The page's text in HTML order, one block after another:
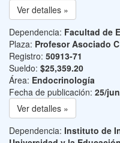
Ver detalles »
Dependencia: Facultad de
Plaza: Profesor Asociado
Registro: 50913-71
Sueldo: $25,359.20
Área: Endocrinología
Fecha de publicación: 25/
Ver detalles »
Dependencia: Instituto de